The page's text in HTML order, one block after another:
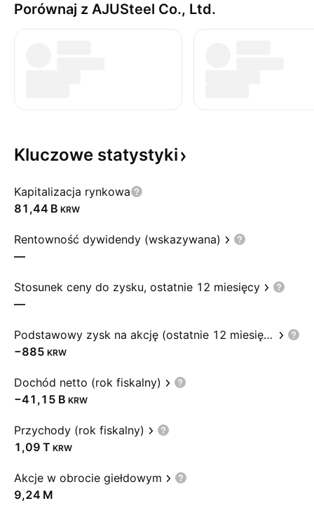
Porównaj z AJUSteel Co., Ltd.
Kluczowe statystyki
Kapitalizacja rynkowa
‪81,44 B‬ KRW
Rentowność dywidendy (wskazywana)
—
Stosunek ceny do zysku, ostatnie 12 miesięcy
—
Podstawowy zysk na akcję (ostatnie 12 miesięcy)
−885 KRW
Dochód netto (rok fiskalny)
‪−41,15 B‬ KRW
Przychody (rok fiskalny)
‪1,09 T‬ KRW
Akcje w obrocie giełdowym
‪9,24 M‬